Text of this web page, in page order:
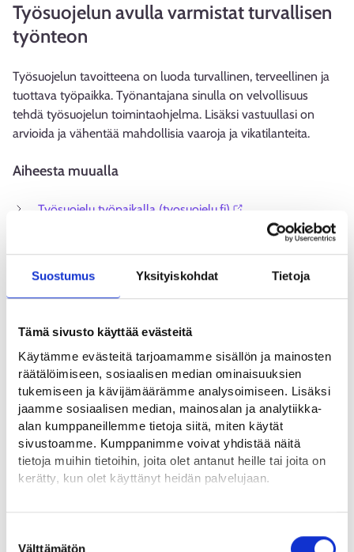
Suostumus Yksityiskohdat Tietoja
Tämä sivusto käyttää evästeitä
Käytämme evästeitä tarjoamamme sisällön ja mainosten
räätälöimiseen, sosiaalisen median ominaisuuksien
tukemiseen ja kävijämäärämme analysoimiseen. Lisäksi
jaamme sosiaalisen median, mainosalan ja analytiikka-
alan kumppaneillemme tietoja siitä, miten käytät
sivustoamme. Kumppanimme voivat yhdistää näitä
tietoja muihin tietoihin, joita olet antanut heille tai joita on
kerätty, kun olet käyttänyt heidän palvelujaan.
Löydät tietoa evästeiden käyttötarkoituksista
Lue tarkemmin
Välttämätön
Työsuojelun avulla varmistat turvallisen
työnteon
Työsuojelun tavoitteena on luoda turvallinen, terveellinen ja
tuottava työpaikka. Työnantajana sinulla on velvollisuus
tehdä työsuojelun toimintaohjelma. Lisäksi vastuullasi on
arvioida ja vähentää mahdollisia vaaroja ja vikatilanteita.
Aiheesta muualla
Työsuojelu työpaikalla (tyosuojelu.fi)⁠
Vakuutukset antavat turvaa tapaturmien
varalle
loukkaantuu työtapaturmassa tai työmatkalla tai sairastuu
ammattitautiin. Voit ottaa vakuutuksen haluamastasi
vahinkovakuutusyhtiöstä. Eri vakuutusyhtiöillä on erilaisia
käytäntöjä, joten vakuutuksen tarkka hinta vaihtelee. Jos
haluat, voit kilpailuttaa vakuutusyhtiöitä.
Työntekijöille otettavia pakollisia vakuutuksia ovat
työeläkevakuutus, työtapaturma- ja ammattitautivakuutus,
ryhmähenkivakuutus, työttömyysvakuutusmaksu ja